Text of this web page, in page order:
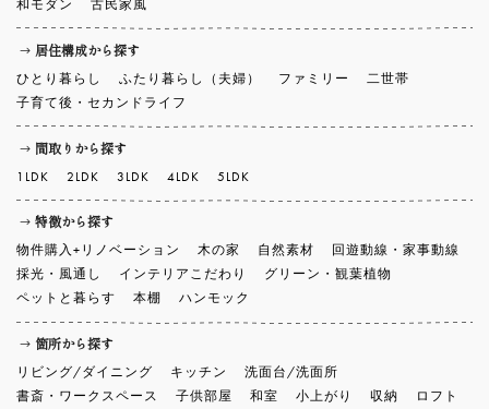
和モダン
古民家風
居住構成から探す
ひとり暮らし ふたり暮らし（夫婦） ファミリー
二世帯
子育て後・セカンドライフ
間取りから探す
1LDK 2LDK 3LDK 4LDK 5LDK
特徴から探す
物件購入+リノベーション 木の家 自然素材
回遊動線・家事動線
採光・風通し
インテリアこだわり
グリーン・観葉植物
ペットと暮らす
本棚 ハンモック
箇所から探す
リビング/ダイニング キッチン
洗面台/洗面所
書斎・ワークスペース
子供部屋 和室 小上がり 収納
ロフト